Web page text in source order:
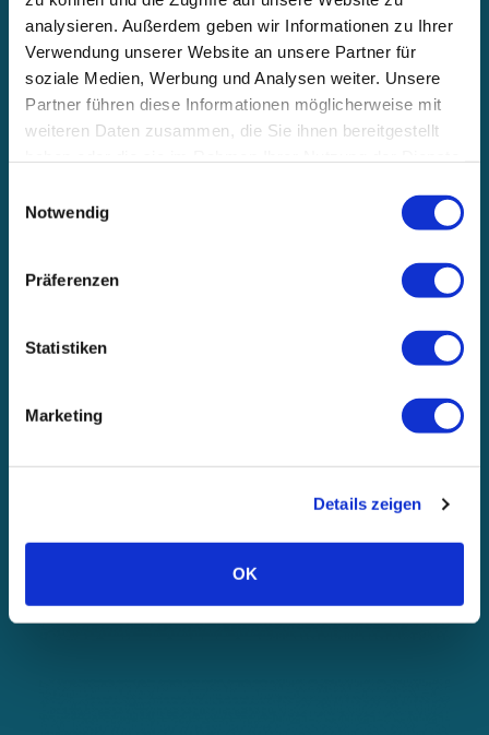
analysieren. Außerdem geben wir Informationen zu Ihrer
Verwendung unserer Website an unsere Partner für
soziale Medien, Werbung und Analysen weiter. Unsere
Partner führen diese Informationen möglicherweise mit
weiteren Daten zusammen, die Sie ihnen bereitgestellt
Cookies, wenn Sie unsere Webseite weiterhin nutzen.
Notwendig
Präferenzen
Statistiken
Marketing
Details zeigen
OK